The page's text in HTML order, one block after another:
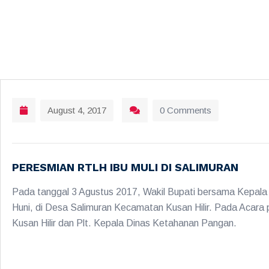
August 4, 2017 0 Comments
PERESMIAN RTLH IBU MULI DI SALIMURAN
Pada tanggal 3 Agustus 2017, Wakil Bupati bersama
Huni, di Desa Salimuran Kecamatan Kusan Hilir. Pada
Kusan Hilir dan Plt. Kepala Dinas Ketahanan Pangan.